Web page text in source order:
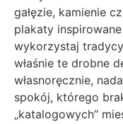
gałęzie, kamienie
plakaty
wykorzystaj
właśnie te drobne
własnoręcznie,
spokój, którego
„katalogowych”